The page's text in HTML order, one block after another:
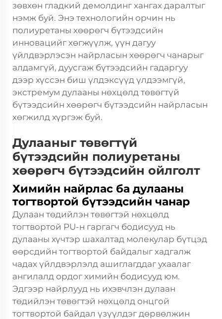
зөвхөн гладкий демолдинг хангах даралтыг
нэмж буй. Энэ технологийн орчин нь
полиуретаны хөөрөгч бүтээдсийн
инновацийг хөгжүүлж, үүн дагуу
үйлдвэрлэсэн найрласын хөөрөгч чанарыг
алдамгүй, дуусгаж бүтээдсийн гадаргуу
дээр хүссэн биш үлдэксүүд үлдээмгүй,
экстремум дулааны нөхцөлд төвөгтүй
бүтээдсийн хөөрөгч бүтээдсийн найрласын
хөгжилд хүргэж буй.
Дулааныг төвөгтүй
бүтээдсийн полиуретаны
хөөрөгч бүтээдсийн ойлголт
Химийн найрлас ба дулааны
тогтвортой бүтээдсийн чанар
Дулаан төдийлэн төвөгтэй нөхцөлд
тогтвортой PU-н гаргагч бодисууд нь
дулааны хүчтэр шахалтад молекулар бүтцэд
өөрсдийн тогтвортой байдалыг хадгалж
чадах үйлдвэрлэлд ашиглагддаг ухаалаг
ангилалд ордог химийн бодисууд юм.
Эдгээр найрлууд нь ихэвчлэн дулаан
төдийлэн төвөгтэй нөхцөлд онцгой
тогтвортой байдал үзүүлдэг дөрвөлжин